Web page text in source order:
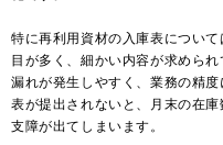
特に再利用資材の入庫表につい
目が多く、細かい内容が求めら
漏れが発生しやすく、業務の精
表が提出されないと、月末の在
支障が出てしまいます。